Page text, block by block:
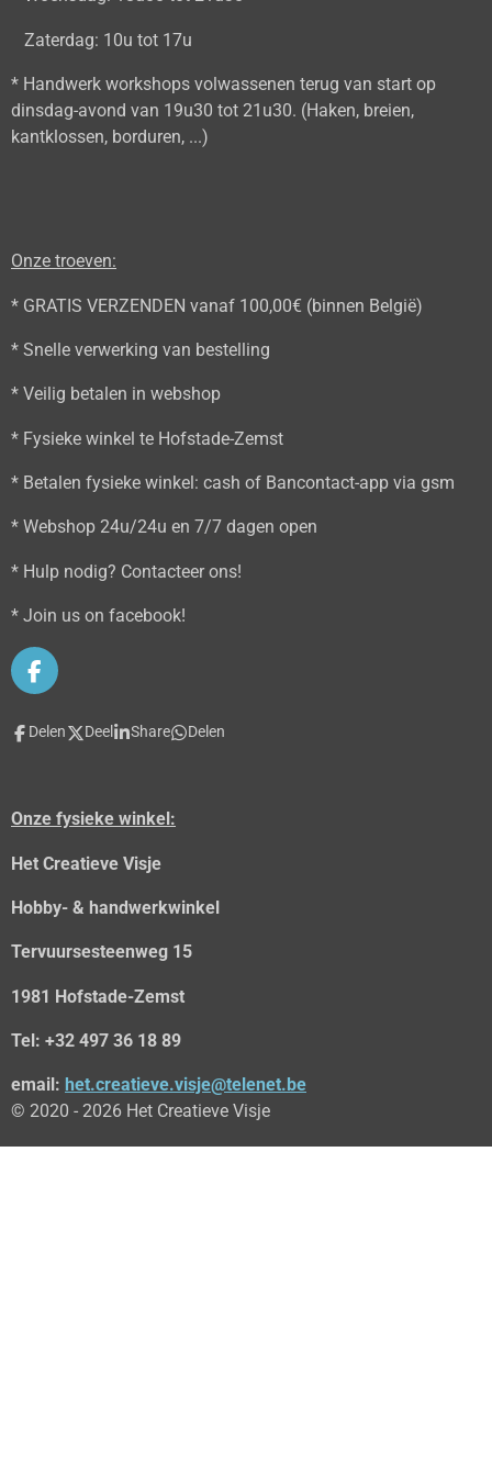
Zaterdag: 10u tot 17u
* Handwerk workshops volwassenen terug van start op
dinsdag-avond van 19u30 tot 21u30. (Haken, breien,
kantklossen, borduren, ...)
Onze troeven:
* GRATIS VERZENDEN vanaf 100,00€ (binnen België)
* Snelle verwerking van bestelling
* Veilig betalen in webshop
* Fysieke winkel te Hofstade-Zemst
* Betalen fysieke winkel: cash of Bancontact-app via gsm
* Webshop 24u/24u en 7/7 dagen open
* Hulp nodig? Contacteer ons!
* Join us on facebook!
F
a
c
e
k
Delen Deel Share Delen
Onze fysieke winkel:
Het Creatieve Visje
Hobby- & handwerkwinkel
Tervuursesteenweg 15
1981 Hofstade-Zemst
Tel: +32 497 36 18 89
email: het.creatieve.visje@telenet.be
© 2020 - 2026 Het Creatieve Visje